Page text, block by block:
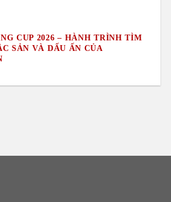
CUP 2026 – HÀNH TRÌNH TÌM
SẢN VÀ DẤU ẤN CỦA